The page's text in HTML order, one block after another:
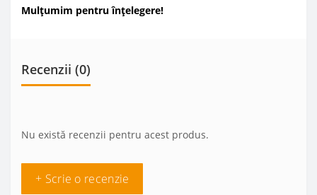
Mulțumim pentru înțelegere!
Recenzii (0)
Nu există recenzii pentru acest produs.
+ Scrie o recenzie